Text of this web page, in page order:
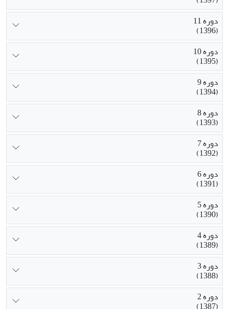
دوره 11
(1396)
دوره 10
(1395)
دوره 9
(1394)
دوره 8
(1393)
دوره 7
(1392)
دوره 6
(1391)
دوره 5
(1390)
دوره 4
(1389)
دوره 3
(1388)
دوره 2